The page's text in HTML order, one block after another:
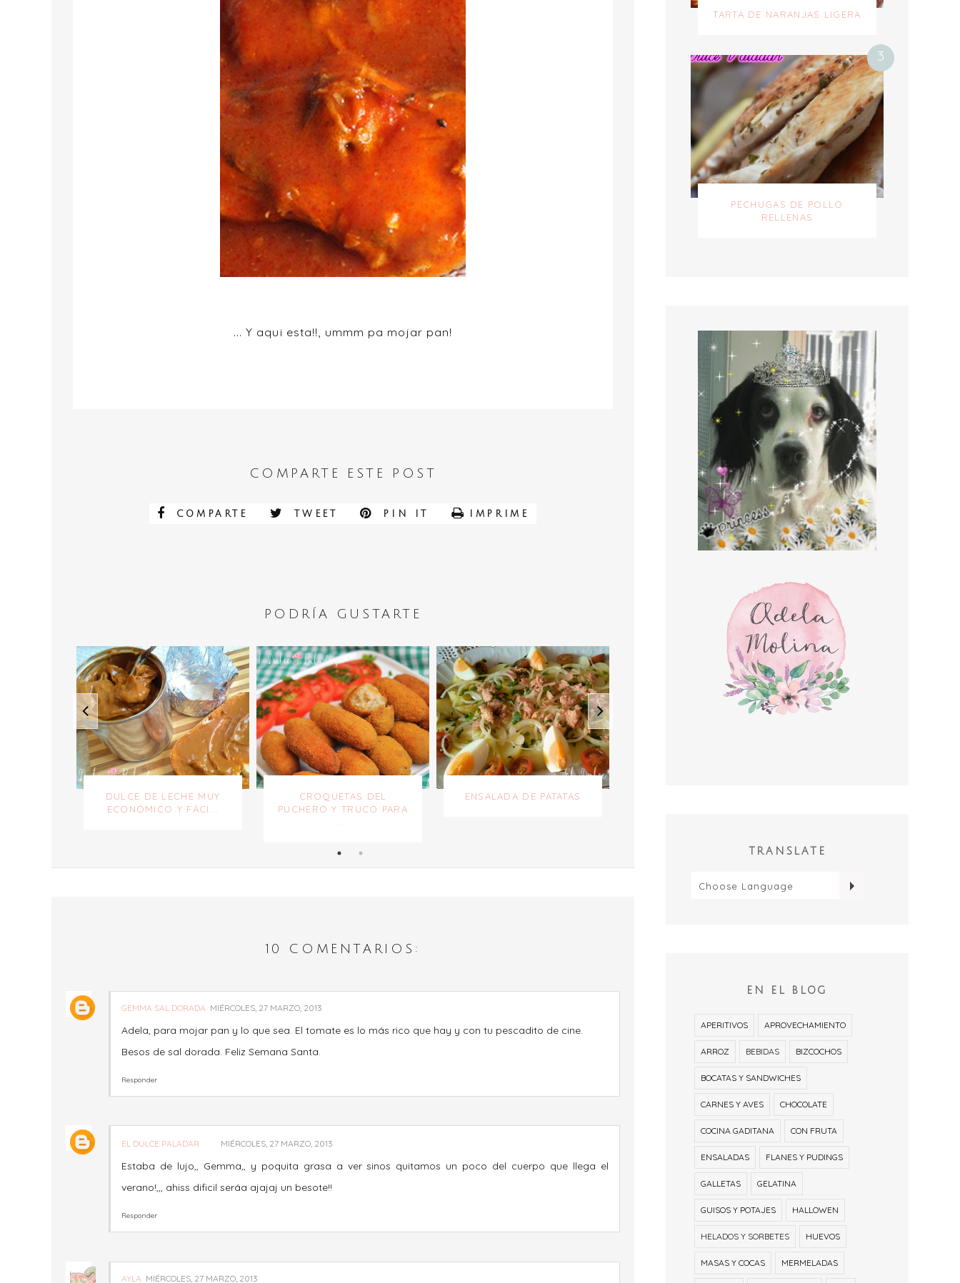
... Y aqui esta!!, ummm pa mojar pan!
COMPARTE ESTE POST
COMPARTE TWEET PIN IT IMPRIME
PODRÍA GUSTARTE
DULCE DE LECHE MUY
ECONÓMICO Y FÁCI...
CROQUETAS DEL
PUCHERO Y TRUCO PARA
ENSALADA DE PATATAS
10 COMENTARIOS:
GEMMA SAL DORADA MIÉRCOLES, 27 MARZO, 2013
Adela, para mojar pan y lo que sea. El tomate es lo más rico que hay y con tu pescadito de cine.
Besos de sal dorada. Feliz Semana Santa.
Responder
EL DULCE PALADAR MIÉRCOLES, 27 MARZO, 2013
Estaba de lujo,, Gemma,, y poquita grasa a ver sinos quitamos un poco del cuerpo que llega el
verano!,,, ahiss dificil seráa ajajaj un besote!!
Responder
AYLA MIÉRCOLES, 27 MARZO, 2013
TARTA DE NARANJAS LIGERA
PECHUGAS DE POLLO
RELLENAS
TRANSLATE
EN EL BLOG
APERITIVOS APROVECHAMIENTO
ARROZ BEBIDAS BIZCOCHOS
BOCATAS Y SANDWICHES
CARNES Y AVES CHOCOLATE
COCINA GADITANA CON FRUTA
ENSALADAS FLANES Y PUDINGS
GALLETAS GELATINA
GUISOS Y POTAJES HALLOWEN
HELADOS Y SORBETES HUEVOS
MASAS Y COCAS MERMELADAS